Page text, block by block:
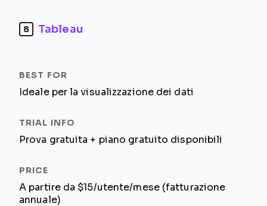
8 Tableau
Ideale per la visualizzazione dei dati
Prova gratuita + piano gratuito disponibili
A partire da $15/utente/mese (fatturazione
annuale)